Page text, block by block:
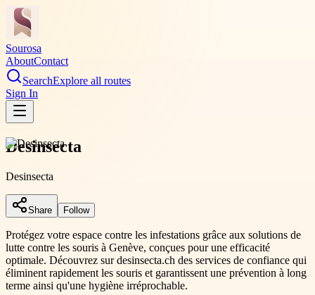
Sourosa
AboutContact
SearchExplore all routes
Sign In
Desinsecta
Desinsecta
Share Follow
Protégez votre espace contre les infestations grâce aux solutions de
lutte contre les souris à Genève, conçues pour une efficacité
optimale. Découvrez sur desinsecta.ch des services de confiance qui
éliminent rapidement les souris et garantissent une prévention à long
terme ainsi qu'une hygiène irréprochable.